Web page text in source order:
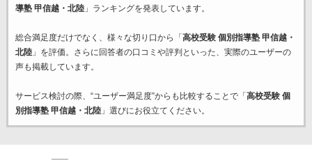
導塾 甲信越・北陸」ランキングを発表しています。
総合満足度だけでなく、様々な切り口から「 高校受験 個別指導塾 甲信越・
北陸」を評価。さらに回答者の口コミや評判といった、実際のユーザーの
声も掲載しています。
サービス検討の際、“ユーザー満足度”からも比較することで「 高校受験 個
別指導塾 甲信越・北陸」選びにお役立てください。